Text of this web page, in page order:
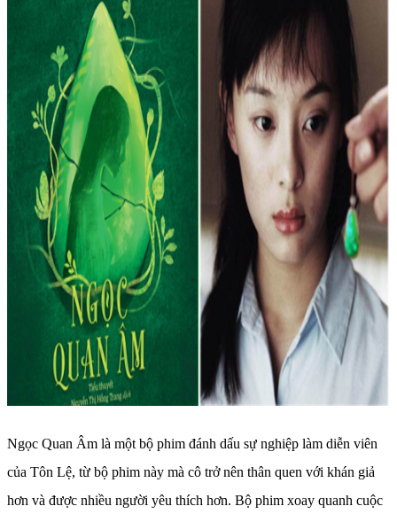
Ngọc Quan Âm là một bộ phim đánh dấu sự nghiệp làm diễn viên
của Tôn Lệ, từ bộ phim này mà cô trở nên thân quen với khán giả
hơn và được nhiều người yêu thích hơn. Bộ phim xoay quanh cuộc